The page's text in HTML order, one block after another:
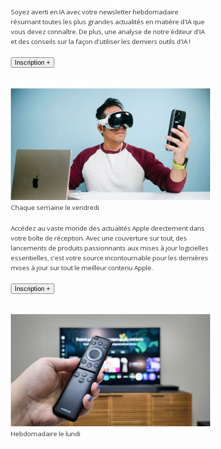
Soyez averti en IA avec votre newsletter hebdomadaire
résumant toutes les plus grandes actualités en matière d'IA que
vous devez connaître. De plus, une analyse de notre éditeur d'IA
et des conseils sur la façon d'utiliser les derniers outils d'IA !
Inscription +
Chaque semaine le vendredi
Accédez au vaste monde des actualités Apple directement dans
votre boîte de réception. Avec une couverture sur tout, des
lancements de produits passionnants aux mises à jour logicielles
essentielles, c'est votre source incontournable pour les dernières
mises à jour sur tout le meilleur contenu Apple.
Inscription +
Hebdomadaire le lundi